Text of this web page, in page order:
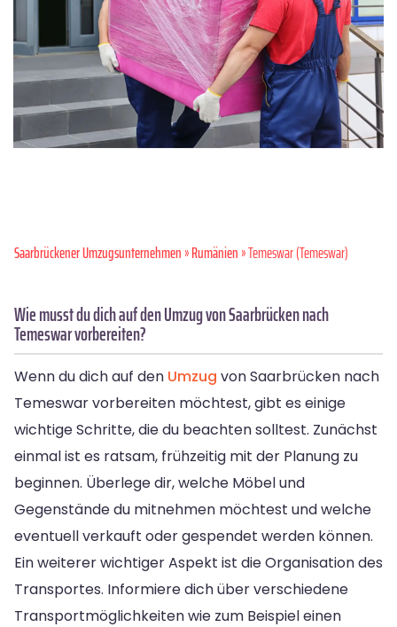
Saarbrückener Umzugsunternehmen»Rumänien» Temeswar (Temeswar)
Wie musst du dich auf den Umzug von Saarbrücken nach
Temeswar vorbereiten?
Wenn du dich auf den Umzug von Saarbrücken nach
Temeswar vorbereiten möchtest, gibt es einige
wichtige Schritte, die du beachten solltest. Zunächst
einmal ist es ratsam, frühzeitig mit der Planung zu
beginnen. Überlege dir, welche Möbel und
Gegenstände du mitnehmen möchtest und welche
eventuell verkauft oder gespendet werden können.
Ein weiterer wichtiger Aspekt ist die Organisation des
Transportes. Informiere dich über verschiedene
Transportmöglichkeiten wie zum Beispiel einen